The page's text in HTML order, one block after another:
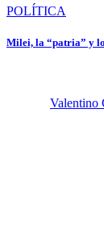
POLÍTICA
Milei, la “patria” y
Valentino